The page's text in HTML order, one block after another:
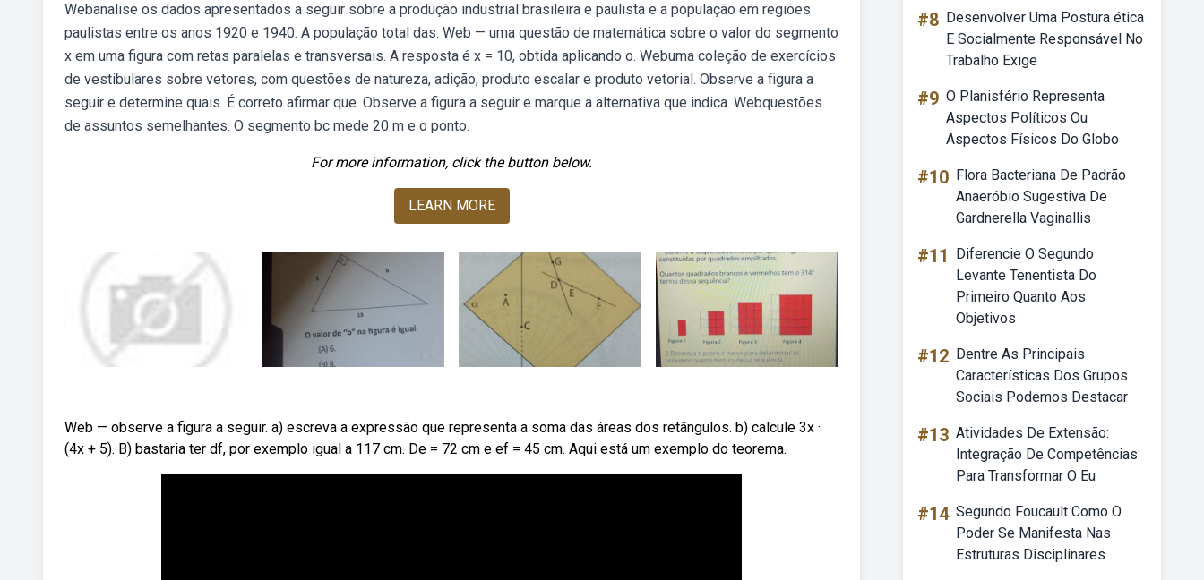
Webanalise os dados apresentados a seguir sobre a produção industrial brasileira e paulista e a população em regiões
paulistas entre os anos 1920 e 1940. A população total das. Web — uma questão de matemática sobre o valor do segmento
x em uma figura com retas paralelas e transversais. A resposta é x = 10, obtida aplicando o. Webuma coleção de exercícios
de vestibulares sobre vetores, com questões de natureza, adição, produto escalar e produto vetorial. Observe a figura a
seguir e determine quais. É correto afirmar que. Observe a figura a seguir e marque a alternativa que indica. Webquestões
de assuntos semelhantes. O segmento bc mede 20 m e o ponto.
For more information, click the button below.
LEARN MORE
Web — observe a figura a seguir. a) escreva a expressão que representa a soma das áreas dos retângulos. b) calcule 3x ·
(4x + 5). B) bastaria ter df, por exemplo igual a 117 cm. De = 72 cm e ef = 45 cm. Aqui está um exemplo do teorema.
#8 Desenvolver Uma Postura ética
E Socialmente Responsável No
Trabalho Exige
#9 O Planisfério Representa
Aspectos Políticos Ou
Aspectos Físicos Do Globo
#10 Flora Bacteriana De Padrão
Anaeróbio Sugestiva De
Gardnerella Vaginallis
#11
Diferencie O Segundo
Levante Tenentista Do
Primeiro Quanto Aos
Objetivos
#12 Dentre As Principais
Características Dos Grupos
Sociais Podemos Destacar
#13 Atividades De Extensão:
Integração De Competências
Para Transformar O Eu
#14 Segundo Foucault Como O
Poder Se Manifesta Nas
Estruturas Disciplinares